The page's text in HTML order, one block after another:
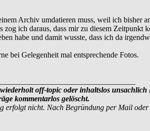
Archiv umdatieren muss, weil ich bisher
ich daraus, dass mir zu diesem
habe und damit wusste, dass ich da
bei Gelegenheit mal entsprechende Fotos.
off-topic oder inhaltslos
kommentarlos gelöscht.
nicht. Nach Begründung per Mail